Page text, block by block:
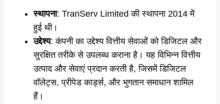
स्थापना: TranServ Limited की स्थापना 2014 में
हुई थी।
उद्देश्य: कंपनी का उद्देश्य वित्तीय सेवाओं को डिजिटल और
सुरक्षित तरीके से उपलब्ध कराना है। यह विभिन्न वित्तीय
उत्पाद और सेवाएं प्रदान करती है, जिसमें डिजिटल
वॉलेट्स, प्रीपेड कार्ड्स, और भुगतान समाधान शामिल
हैं।